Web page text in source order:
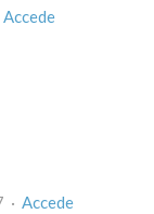
Accede
Anónimo en abril 26, 2007 · Accede